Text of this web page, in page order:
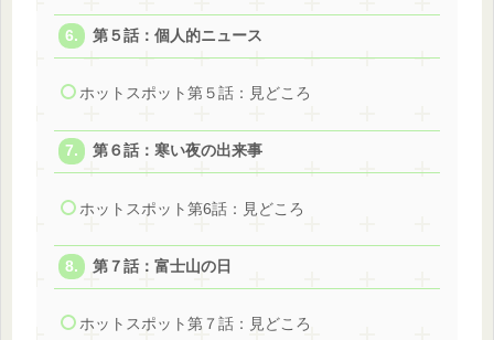
第５話：個人的ニュース
ホットスポット第５話：見どころ
第６話：寒い夜の出来事
ホットスポット第6話：見どころ
第７話：富士山の日
ホットスポット第７話：見どころ